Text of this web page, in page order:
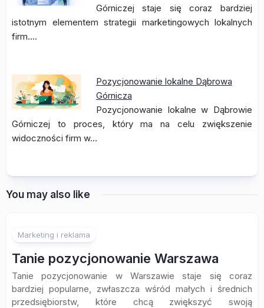
Górniczej staje się coraz bardziej
istotnym elementem strategii marketingowych lokalnych
firm.…
Pozycjonowanie lokalne Dąbrowa
Górnicza
Pozycjonowanie lokalne w Dąbrowie
Górniczej to proces, który ma na celu zwiększenie
widoczności firm w…
You may also like
Marketing i reklama
Tanie pozycjonowanie Warszawa
Tanie pozycjonowanie w Warszawie staje się coraz
bardziej popularne, zwłaszcza wśród małych i średnich
przedsiębiorstw, które chcą zwiększyć swoją